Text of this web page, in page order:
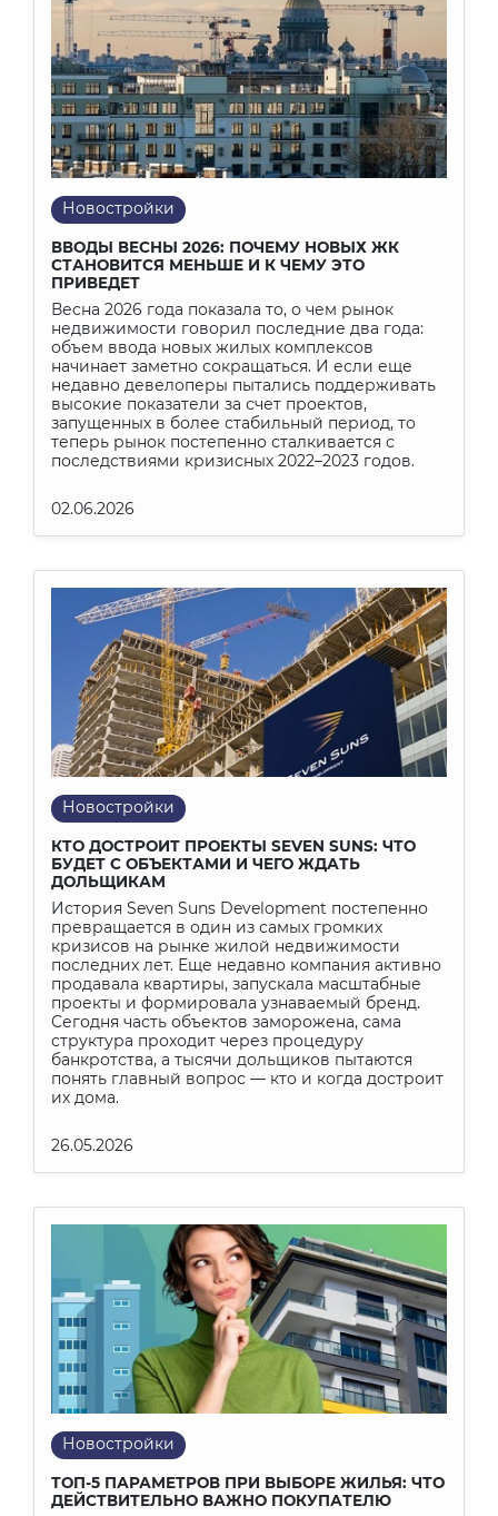
Новостройки
ВВОДЫ ВЕСНЫ 2026: ПОЧЕМУ НОВЫХ ЖК
СТАНОВИТСЯ МЕНЬШЕ И К ЧЕМУ ЭТО
ПРИВЕДЕТ
Весна 2026 года показала то, о чем рынок
недвижимости говорил последние два года:
объем ввода новых жилых комплексов
начинает заметно сокращаться. И если еще
недавно девелоперы пытались поддерживать
высокие показатели за счет проектов,
запущенных в более стабильный период, то
теперь рынок постепенно сталкивается с
последствиями кризисных 2022–2023 годов.
02.06.2026
Новостройки
КТО ДОСТРОИТ ПРОЕКТЫ SEVEN SUNS: ЧТО
БУДЕТ С ОБЪЕКТАМИ И ЧЕГО ЖДАТЬ
ДОЛЬЩИКАМ
История Seven Suns Development постепенно
превращается в один из самых громких
кризисов на рынке жилой недвижимости
последних лет. Еще недавно компания активно
продавала квартиры, запускала масштабные
проекты и формировала узнаваемый бренд.
Сегодня часть объектов заморожена, сама
структура проходит через процедуру
банкротства, а тысячи дольщиков пытаются
понять главный вопрос — кто и когда достроит
их дома.
26.05.2026
Новостройки
ТОП-5 ПАРАМЕТРОВ ПРИ ВЫБОРЕ ЖИЛЬЯ: ЧТО
ДЕЙСТВИТЕЛЬНО ВАЖНО ПОКУПАТЕЛЮ